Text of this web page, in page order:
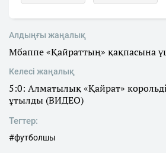
Алдыңғы жаңалық
Мбаппе «Қайраттың» қақпасына
Келесі жаңалық
5:0: Алматылық «Қайрат»
ұтылды (ВИДЕО)
Тегтер:
#футболшы